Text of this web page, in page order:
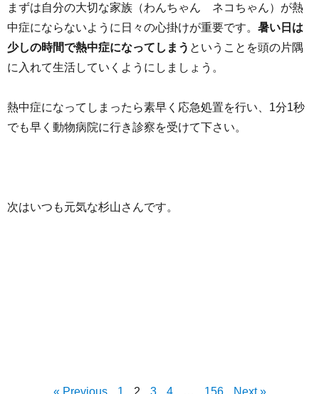
まずは自分の大切な家族（わんちゃん ネコちゃん）が熱
中症にならないように日々の心掛けが重要です。 暑い日は
少しの時間で熱中症になってしまう ということを頭の片隅
に入れて生活していくようにしましょう。
熱中症になってしまったら素早く応急処置を行い、1分1秒
でも早く動物病院に行き診察を受けて下さい。
次はいつも元気な杉山さんです。
« Previous 1 2 3 4 … 156 Next »